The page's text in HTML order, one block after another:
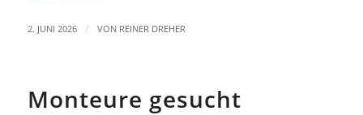
2. JUNI 2026 / VON REINER DREHER
Monteure gesucht